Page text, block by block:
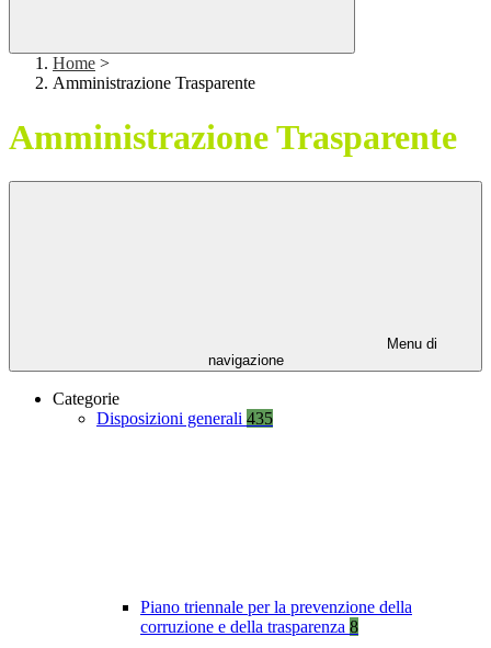
Home >
Amministrazione Trasparente
Amministrazione Trasparente
Menu di
navigazione
Categorie
Disposizioni generali 435
Piano triennale per la prevenzione della
corruzione e della trasparenza 8